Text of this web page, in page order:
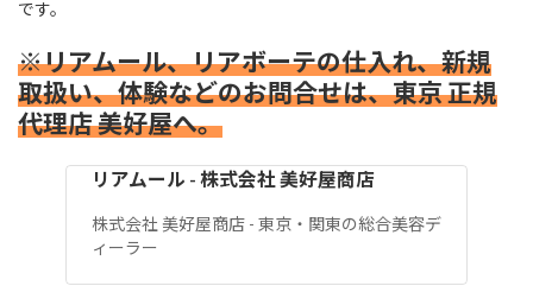
です。
※リアムール、リアボーテの仕入れ、新規
取扱い、体験などのお問合せは、東京 正規
代理店 美好屋へ。
リアムール - 株式会社 美好屋商店
株式会社 美好屋商店 - 東京・関東の総合美容デ
ィーラー